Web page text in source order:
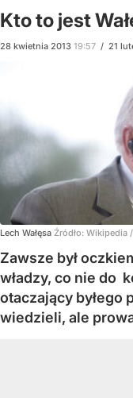
Kto to jest
28 kwietnia 2013 19:57 / 21
Lech Wałęsa Źródło: Wikipedia /
Zawsze był
władzy, co nie do
otaczający byłego
wiedzieli, ale